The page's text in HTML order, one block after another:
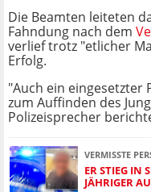
Die Beamten leiteten
Fahndung nach dem
verlief trotz "etlicher
Erfolg.
"Auch ein
zum Auffinden des
Polizeisprecher
VERMISSTE
ER STIEG IN
JÄHRIGER